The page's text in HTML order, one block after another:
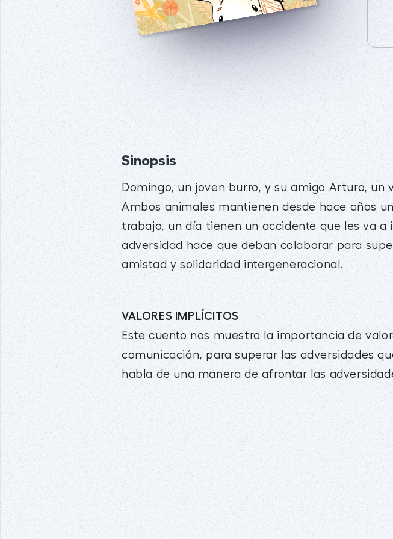
Sinopsis
Domingo, un joven burro, y su amigo Arturo,
Ambos animales mantienen desde hace años
trabajo, un día tienen un accidente que les va
adversidad hace que deban colaborar para
amistad y solidaridad intergeneracional.
VALORES IMPLÍCITOS
Este cuento nos muestra la importancia de
comunicación, para superar las adversidades
habla de una manera de afrontar las